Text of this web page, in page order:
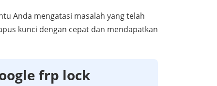
Anda mengatasi masalah yang telah
kunci dengan cepat dan mendapatkan
frp lock